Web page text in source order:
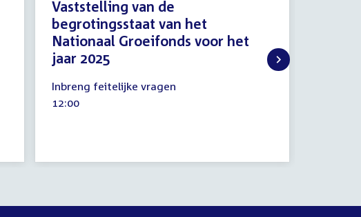
Vaststelling van de
begrotingsstaat van het
Nationaal Groeifonds voor het
jaar 2025
september
2024
Inbreng feitelijke vragen
Tijd
12:00